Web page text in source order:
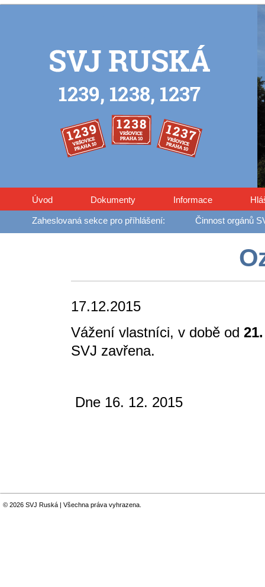
17.12.2015
Vážení vlastníci, v době od
SVJ zavřena.
Dne 16.
Úvod Dokumenty Informace
Činnost orgánů
© 2026 SVJ Ruská | Všechna práva vyhrazena.